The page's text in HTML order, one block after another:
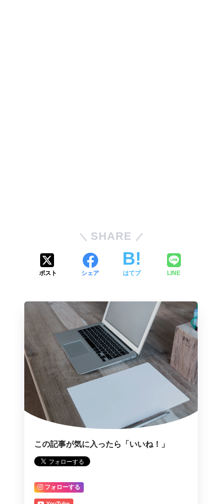
SHARE
ポスト シェア はてブ LINE
この記事が気に入ったら「いいね！」
フォローする